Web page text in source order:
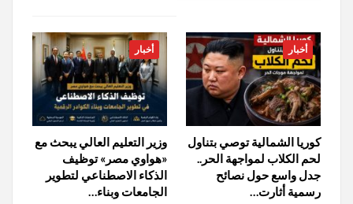
أخبار
كوريا الشمالية توصي بتناول
لحم الكلاب لمواجهة الحر..
جدل واسع حول نصائح
رسمية أثارت…
أخبار
وزير التعليم العالي يبحث مع
«هواوي مصر» توظيف
الذكاء الاصطناعي لتطوير
الجامعات وبناء…